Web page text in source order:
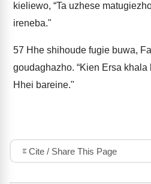
kieliewo, “Ta uzhese
ireneba."
57 Hhe shihoude fugie buwa,
goudaghazho. “Kien Ersa
Hhei bareine."
Cite / Share This Page